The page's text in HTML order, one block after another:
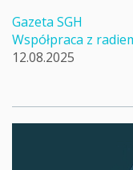
Gazeta SGH
Współpraca z
12.08.2025